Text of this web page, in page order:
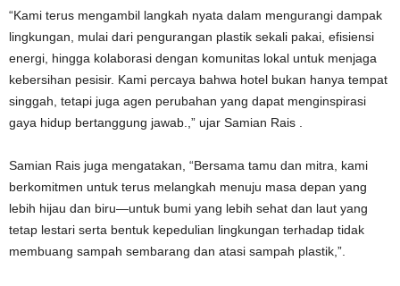
“Kami terus mengambil langkah nyata dalam mengurangi dampak
lingkungan, mulai dari pengurangan plastik sekali pakai, efisiensi
energi, hingga kolaborasi dengan komunitas lokal untuk menjaga
kebersihan pesisir. Kami percaya bahwa hotel bukan hanya tempat
singgah, tetapi juga agen perubahan yang dapat menginspirasi
gaya hidup bertanggung jawab.,” ujar Samian Rais .
Samian Rais juga mengatakan, “Bersama tamu dan mitra, kami
berkomitmen untuk terus melangkah menuju masa depan yang
lebih hijau dan biru—untuk bumi yang lebih sehat dan laut yang
tetap lestari serta bentuk kepedulian lingkungan terhadap tidak
membuang sampah sembarang dan atasi sampah plastik,”.